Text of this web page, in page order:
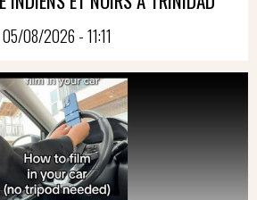
05/08/2026 - 11:11